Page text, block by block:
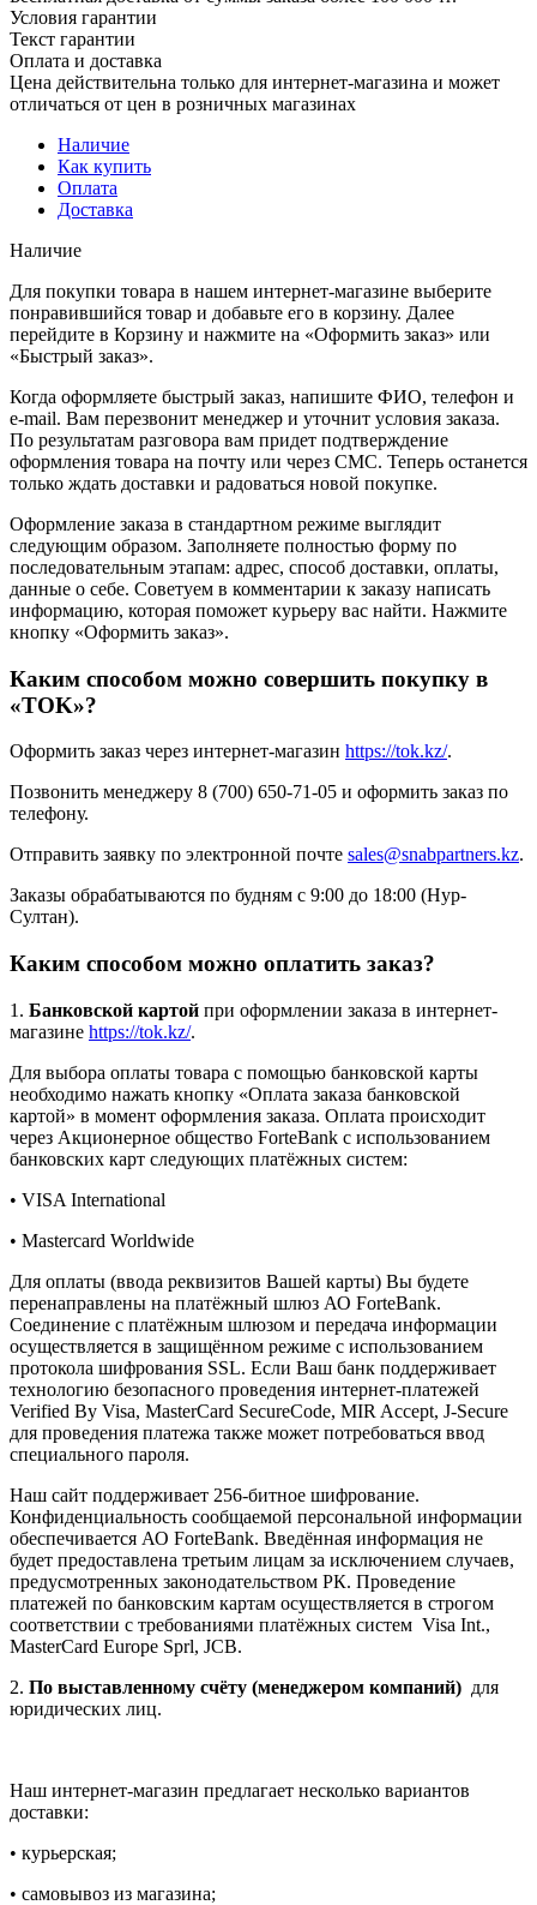
Условия гарантии
Текст гарантии
Оплата и доставка
Цена действительна только для интернет-магазина и может
отличаться от цен в розничных магазинах
Наличие
Как купить
Оплата
Доставка
Наличие
Для покупки товара в нашем интернет-магазине выберите
понравившийся товар и добавьте его в корзину. Далее
перейдите в Корзину и нажмите на «Оформить заказ» или
«Быстрый заказ».
Когда оформляете быстрый заказ, напишите ФИО, телефон и
e-mail. Вам перезвонит менеджер и уточнит условия заказа.
По результатам разговора вам придет подтверждение
оформления товара на почту или через СМС. Теперь останется
только ждать доставки и радоваться новой покупке.
Оформление заказа в стандартном режиме выглядит
следующим образом. Заполняете полностью форму по
последовательным этапам: адрес, способ доставки, оплаты,
данные о себе. Советуем в комментарии к заказу написать
информацию, которая поможет курьеру вас найти. Нажмите
кнопку «Оформить заказ».
Каким способом можно совершить покупку в
«TOK»?
Оформить заказ через интернет-магазин https://tok.kz/.
Позвонить менеджеру 8 (700) 650-71-05 и оформить заказ по
телефону.
Отправить заявку по электронной почте sales@snabpartners.kz.
Заказы обрабатываются по будням с 9:00 до 18:00 (Нур-
Султан).
Каким способом можно оплатить заказ?
1. Банковской картой при оформлении заказа в интернет-
магазине https://tok.kz/.
Для выбора оплаты товара с помощью банковской карты
необходимо нажать кнопку «Оплата заказа банковской
картой» в момент оформления заказа. Оплата происходит
через Акционерное общество ForteBank с использованием
банковских карт следующих платёжных систем:
• VISA International
• Mastercard Worldwide
Для оплаты (ввода реквизитов Вашей карты) Вы будете
перенаправлены на платёжный шлюз АО ForteBank.
Соединение с платёжным шлюзом и передача информации
осуществляется в защищённом режиме с использованием
протокола шифрования SSL. Если Ваш банк поддерживает
технологию безопасного проведения интернет-платежей
Verified By Visa, MasterCard SecureCode, MIR Accept, J-Secure
для проведения платежа также может потребоваться ввод
специального пароля.
Наш сайт поддерживает 256-битное шифрование.
Конфиденциальность сообщаемой персональной информации
обеспечивается АО ForteBank. Введённая информация не
будет предоставлена третьим лицам за исключением случаев,
предусмотренных законодательством РК. Проведение
платежей по банковским картам осуществляется в строгом
соответствии с требованиями платёжных систем Visa Int.,
MasterCard Europe Sprl, JCB.
2. По выставленному счёту (менеджером компаний) для
юридических лиц.
Наш интернет-магазин предлагает несколько вариантов
доставки:
• курьерская;
• самовывоз из магазина;